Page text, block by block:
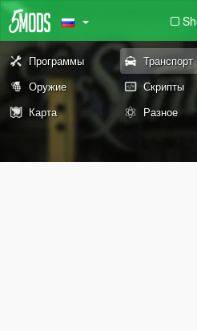
Программы Транспорт
Оружие
Скрипты
Карта
Разное